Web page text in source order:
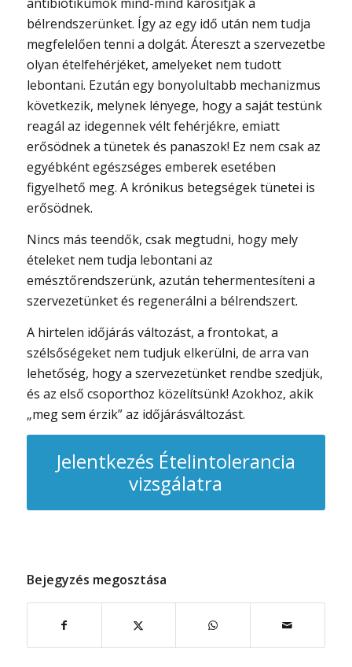
bélrendszerünket. Így az egy idő után nem tudja
megfelelően tenni a dolgát. Átereszt a szervezetbe
olyan ételfehérjéket, amelyeket nem tudott
lebontani. Ezután egy bonyolultabb mechanizmus
következik, melynek lényege, hogy a saját testünk
reagál az idegennek vélt fehérjékre, emiatt
erősödnek a tünetek és panaszok! Ez nem csak az
egyébként egészséges emberek esetében
figyelhető meg. A krónikus betegségek tünetei is
erősödnek.
Nincs más teendők, csak megtudni, hogy mely
ételeket nem tudja lebontani az
emésztőrendszerünk, azután tehermentesíteni a
szervezetünket és regenerálni a bélrendszert.
A hirtelen időjárás változást, a frontokat, a
szélsőségeket nem tudjuk elkerülni, de arra van
lehetőség, hogy a szervezetünket rendbe szedjük,
és az első csoporthoz közelítsünk! Azokhoz, akik
„meg sem érzik” az időjárásváltozást.
Jelentkezés Ételintolerancia
vizsgálatra
Bejegyzés megosztása